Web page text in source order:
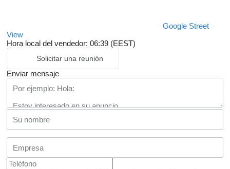
Google Street
View
Hora local del vendedor: 06:39 (EEST)
Solicitar una reunión
Enviar mensaje